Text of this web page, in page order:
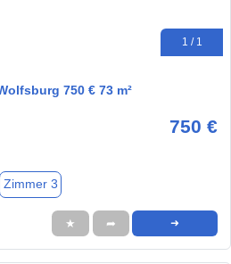
1 / 1
750 € 73 m²
750 €
Zimmer 3
★ ➦ ➜